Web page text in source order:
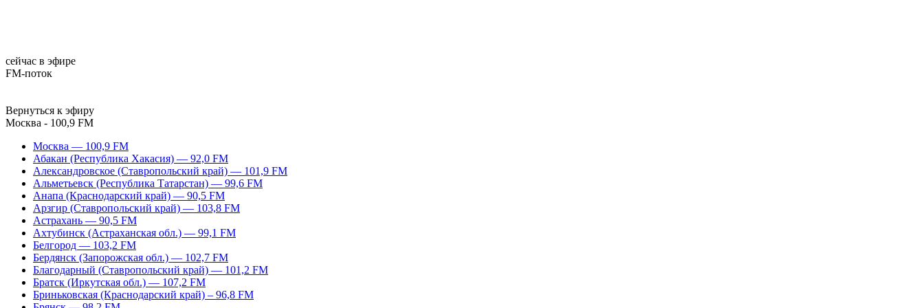
сейчас в эфире
FM-поток
Вернуться к эфиру
Москва - 100,9 FM
Москва — 100,9 FM
Абакан (Республика Хакасия) — 92,0 FM
Александровское (Ставропольский край) — 101,9 FM
Альметьевск (Республика Татарстан) — 99,6 FM
Анапа (Краснодарский край) — 90,5 FM
Арзгир (Ставропольский край) — 103,8 FM
Астрахань — 90,5 FM
Ахтубинск (Астраханская обл.) — 99,1 FM
Белгород — 103,2 FM
Бердянск (Запорожская обл.) — 102,7 FM
Благодарный (Ставропольский край) — 101,2 FM
Братск (Иркутская обл.) — 107,2 FM
Бриньковская (Краснодарский край) – 96,8 FM